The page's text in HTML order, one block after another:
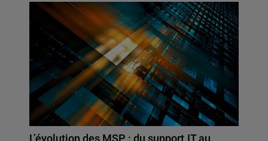
L’évolution des MSP : du support IT au